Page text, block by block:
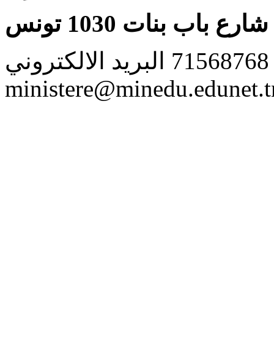
شارع باب بنات 1030 تونس
الهاتف: 71568768 البريد الالكتروني: